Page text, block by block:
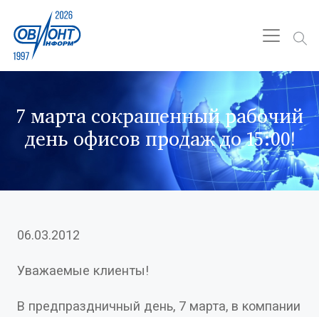
7 марта сокращенный рабочий
день офисов продаж до 15:00!
06.03.2012
Уважаемые клиенты!
В предпраздничный день, 7 марта, в компании